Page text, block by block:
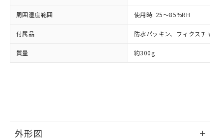
周囲湿度範囲 使用時: 25～85%RH
付属品 防水パッキン、フィクスチャ
質量 約300g
外形図
※当社の共同利用者とは、"個人情報
の「1.共同利
用者の範囲」に記載されている法人を
EU RoHS指令（10物質）の非含有証明書
51物質の非含有証明書（当社基準）
※本証明書は発行日時点で非含有を証明す
また、RoHS指令のフタル酸エステル類４
り、2022年1月12日より割愛しておりま
す。